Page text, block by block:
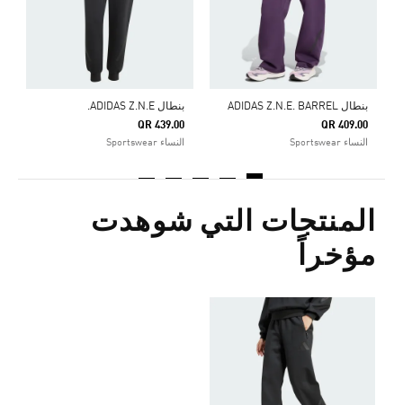
بنطال ADIDAS Z.N.E. BARREL
QR 409.00
النساء Sportswear
بنطال ADIDAS Z.N.E.
QR 439.00
النساء Sportswear
المنتجات التي شوهدت
مؤخراً